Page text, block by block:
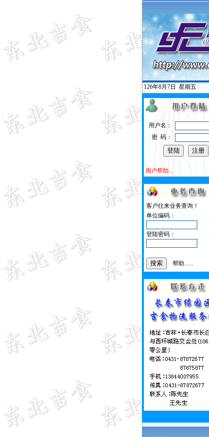
126年8月7日 星期五
用户名：
密 码：
用户帮助...
客户往来业务查询！
单位编码：
登陆密码：
帮助......